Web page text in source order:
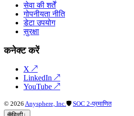
सेवा की शर्तें
गोपनीयता नीति
डेटा उपयोग
सुरक्षा
कनेक्ट करें
X ↗
LinkedIn ↗
YouTube ↗
© 2026 Anysphere, Inc.🛡 SOC 2-प्रमाणित